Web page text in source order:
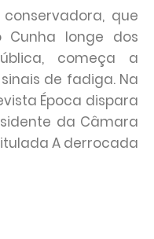
que
Cunha longe dos
começa a
de fadiga. Na
Época dispara
da Câmara
A derrocada